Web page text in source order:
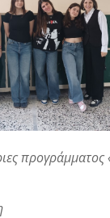
προγράμματος